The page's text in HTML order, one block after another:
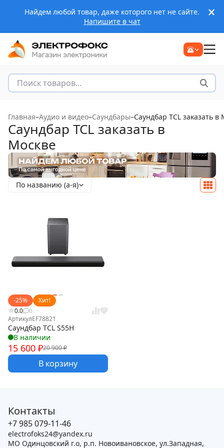
Найдем любой товар, даже которого нет не сайте.
Напишите в чат
Главная–Аудио и видео–Саундбары–Саундбар TCL заказать в
Саундбар TCL заказать в
Москве
По названию (а-я)
-25%
Хит!
0.0
0
АртикулEF78821
Саундбар TCL S55H
В наличии
20 900₽
15 600 ₽
В корзину
Контакты
+7 985 079-11-46
electrofoks24@yandex.ru
МО Одинцовский г.о, р.п. Новоивановское, ул.Западная,